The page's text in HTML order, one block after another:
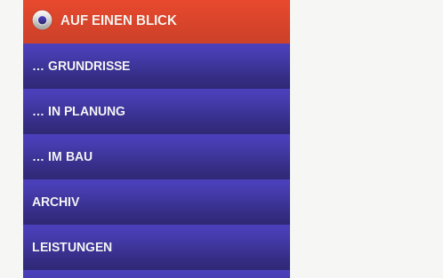
AUF EINEN BLICK
… GRUNDRISSE
… IN PLANUNG
… IM BAU
ARCHIV
LEISTUNGEN